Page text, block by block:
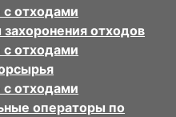
отходами
отходов
отходами
отходами
операторы по